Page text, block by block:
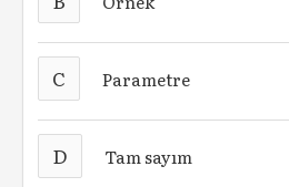
C Parametre
D Tam sayım